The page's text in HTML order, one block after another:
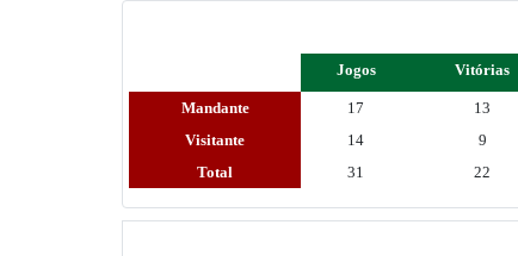
Jogos Vitórias
Mandante 17 13
Visitante
14 9
Total
31 22